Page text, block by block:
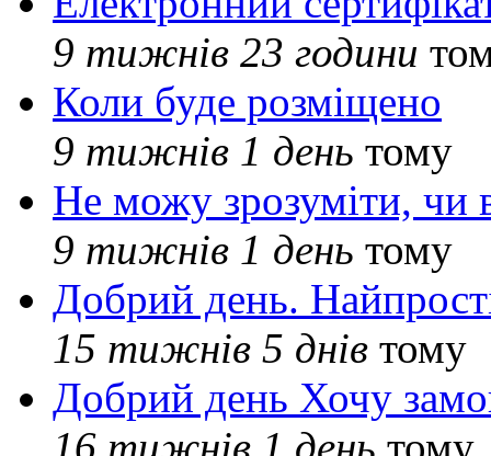
9 тижнів 23 години
Коли буде розміщено
9 тижнів 1 день тому
Не можу зрозуміти, чи
9 тижнів 1 день тому
Добрий день.
15 тижнів 5 днів тому
Добрий день Хочу
16 тижнів 1 день тому